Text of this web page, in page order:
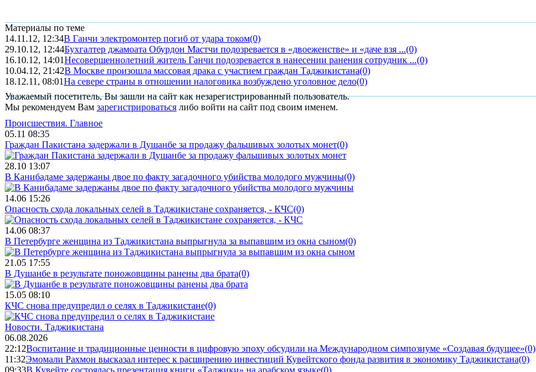
Материалы по теме
14.11.12, 12:34В Ганчи электромонтер погиб от удара током(0)
29.10.12, 12:44Бухгалтер джамоата Обурдон Мастчи подозревается в «двоеженстве» и «даче взя ...(0)
16.10.12, 14:01Несовершеннолетний житель Ганчи подозревается в нанесении ранения сотрудник ...(0)
10.04.12, 21:42В Москве произошла массовая драка с участием граждан Таджикистана(0)
18.12.11, 08:01На севере страны в отношении налоговика возбуждено уголовное дело(0)
Уважаемый посетитель, Вы зашли на сайт как незарегистрированный пользователь.
Мы рекомендуем Вам зарегистрироваться либо войти на сайт под своим именем.
Происшествия. Главное
05.11 08:35
Граждан Пакистана задержали в Душанбе за продажу фальшивых золотых монет(0)
28.10 13:07
В Канибадаме задержаны двое по факту загадочного убийства молодого мужчины(0)
14.06 15:26
Опасность схода локальных селей в Таджикистане сохраняется, - КЧС(0)
14.06 08:37
В Петербурге женщина из Таджикистана выпрыгнула за выпавшим из окна сыном(0)
21.05 17:55
В Душанбе в результате поножовщины ранены два брата(0)
15.05 08:10
КЧС снова предупредил о селях в Таджикистане(0)
Новости. Таджикистана
06.08.2026
22:12Воспитание и традиционные ценности в цифровую эпоху обсудили на Международном симпозиуме «Создавая будущее»(0)
11:32Эмомали Рахмон высказал интерес к расширению инвестиций Кувейтского фонда развития в экономику Таджикистана(0)
09:33В Кувейте состоялась презентация книги «Таджики» на арабском языке(0)